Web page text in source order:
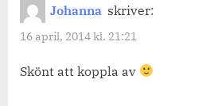
Johanna skriver:
16 april, 2014 kl. 21:21
Skönt att koppla av